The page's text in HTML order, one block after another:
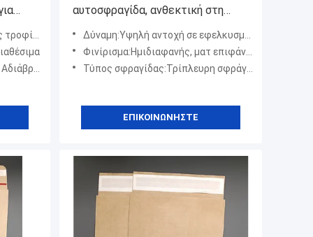
γυαλί
Αδιάβροχο
αυτοσφραγίδα, ανθεκτική στη
θερμότητα, για χειροτεχνία και
μικρά αντικείμενα
Δύναμη:Υψηλή αντοχή σε εφελκυσμό, ανθεκτικό στο σχίσιμο
Φινίρισμα:Ημιδιαφανής, ματ επιφάνεια
Τύπος σφραγίδας:Τρίπλευρη σφράγιση και αυτοσφραγιζόμενη λωρίδα
ΕΠΙΚΟΙΝΩΝΉΣΤΕ